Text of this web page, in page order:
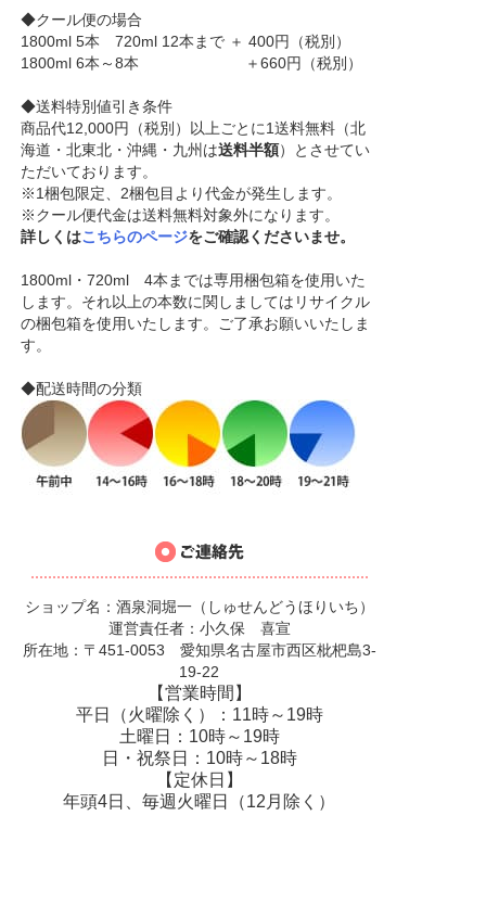
◆クール便の場合
1800ml 5本 720ml 12本まで ＋ 400円（税別）
1800ml 6本～8本 ＋660円（税別）
◆送料特別値引き条件
商品代12,000円（税別）以上ごとに1送料無料（北
海道・北東北・沖縄・九州は送料半額）とさせてい
ただいております。
※1梱包限定、2梱包目より代金が発生します。
※クール便代金は送料無料対象外になります。
詳しくはこちらのページをご確認くださいませ。
1800ml・720ml 4本までは専用梱包箱を使用いた
します。それ以上の本数に関しましてはリサイクル
の梱包箱を使用いたします。ご了承お願いいたしま
す。
◆配送時間の分類
ショップ名：酒泉洞堀一（しゅせんどうほりいち）
運営責任者：小久保 喜宣
所在地：〒451-0053 愛知県名古屋市西区枇杷島3-
19-22
【営業時間】
平日（火曜除く）：11時～19時
土曜日：10時～19時
日・祝祭日：10時～18時
【定休日】
年頭4日、毎週火曜日（12月除く）